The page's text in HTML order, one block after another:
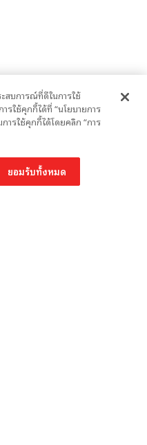
สบการณ์ที่ดีในการใช้
รใช้คุกกี้ได้ที่ “นโยบายการ
ารใช้คุกกี้ได้โดยคลิก “การ
ยอมรับทั้งหมด